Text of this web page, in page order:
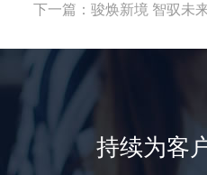
下一篇：骏焕新境 智驭未
持续为客